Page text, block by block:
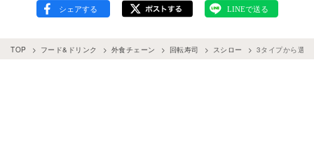
TOP フード&ドリンク 外食チェーン 回転寿司 スシロー 3タイプから選